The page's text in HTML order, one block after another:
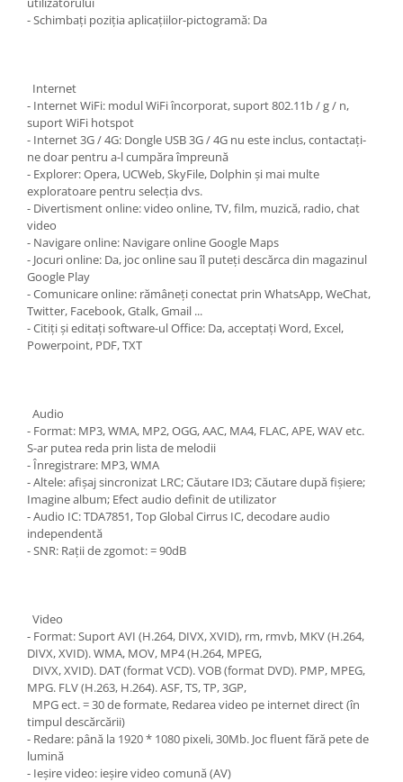
- Schimbați poziția aplicațiilor-pictogramă: Da
Internet
- Internet WiFi: modul WiFi încorporat, suport 802.11b / g / n,
suport WiFi hotspot
- Internet 3G / 4G: Dongle USB 3G / 4G nu este inclus, contactați-
ne doar pentru a-l cumpăra împreună
- Explorer: Opera, UCWeb, SkyFile, Dolphin și mai multe
exploratoare pentru selecția dvs.
- Divertisment online: video online, TV, film, muzică, radio, chat
video
- Navigare online: Navigare online Google Maps
- Jocuri online: Da, joc online sau îl puteți descărca din magazinul
Google Play
- Comunicare online: rămâneți conectat prin WhatsApp, WeChat,
Twitter, Facebook, Gtalk, Gmail ...
- Citiți și editați software-ul Office: Da, acceptați Word, Excel,
Powerpoint, PDF, TXT
Audio
- Format: MP3, WMA, MP2, OGG, AAC, MA4, FLAC, APE, WAV etc.
S-ar putea reda prin lista de melodii
- Înregistrare: MP3, WMA
- Altele: afișaj sincronizat LRC; Căutare ID3; Căutare după fișiere;
Imagine album; Efect audio definit de utilizator
- Audio IC: TDA7851, Top Global Cirrus IC, decodare audio
independentă
- SNR: Rații de zgomot: = 90dB
Video
- Format: Suport AVI (H.264, DIVX, XVID), rm, rmvb, MKV (H.264,
DIVX, XVID). WMA, MOV, MP4 (H.264, MPEG,
DIVX, XVID). DAT (format VCD). VOB (format DVD). PMP, MPEG,
MPG. FLV (H.263, H.264). ASF, TS, TP, 3GP,
MPG ect. = 30 de formate, Redarea video pe internet direct (în
timpul descărcării)
- Redare: până la 1920 * 1080 pixeli, 30Mb. Joc fluent fără pete de
lumină
- Ieșire video: ieșire video comună (AV)